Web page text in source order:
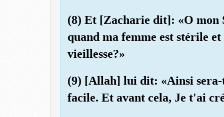
(8) Et [Zacharie dit]: «O mon
quand ma femme est stérile
vieillesse?»
(9) [Allah] lui dit: «Ainsi
facile. Et avant cela, Je t'ai